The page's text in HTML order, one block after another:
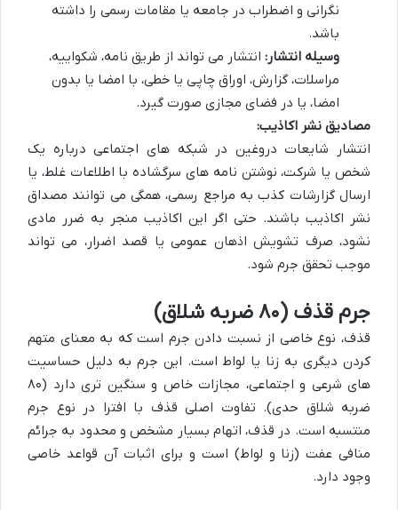
نگرانی و اضطراب در جامعه یا مقامات رسمی را داشته
باشد.
وسیله انتشار: انتشار می تواند از طریق نامه، شکواییه،
مراسلات، گزارش، اوراق چاپی یا خطی، با امضا یا بدون
امضا، یا در فضای مجازی صورت گیرد.
مصادیق نشر اکاذیب:
انتشار شایعات دروغین در شبکه های اجتماعی درباره یک
شخص یا شرکت، نوشتن نامه های سرگشاده با اطلاعات غلط، یا
ارسال گزارشات کذب به مراجع رسمی، همگی می توانند مصداق
نشر اکاذیب باشند. حتی اگر این اکاذیب منجر به ضرر مادی
نشود، صرف تشویش اذهان عمومی یا قصد اضرار، می تواند
موجب تحقق جرم شود.
جرم قذف (۸۰ ضربه شلاق)
قذف، نوع خاصی از نسبت دادن جرم است که به معنای متهم
کردن دیگری به زنا یا لواط است. این جرم به دلیل حساسیت
های شرعی و اجتماعی، مجازات خاص و سنگین تری دارد (۸۰
ضربه شلاق حدی). تفاوت اصلی قذف با افترا در نوع جرم
منتسبه است. در قذف، اتهام بسیار مشخص و محدود به جرائم
منافی عفت (زنا و لواط) است و برای اثبات آن قواعد خاصی
وجود دارد.